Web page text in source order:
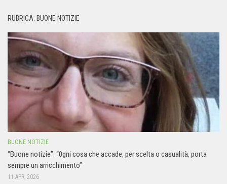
RUBRICA: BUONE NOTIZIE
BUONE NOTIZIE
“Buone notizie”. “0gni cosa che accade, per scelta o casualità, porta
sempre un arricchimento”
11 APR, 2026